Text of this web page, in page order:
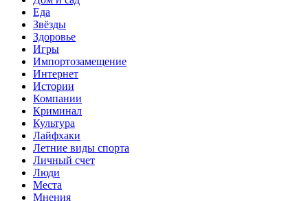
Еда
Звёзды
Здоровье
Игры
Импортозамещение
Интернет
Истории
Компании
Криминал
Культура
Лайфхаки
Летние виды спорта
Личный счет
Люди
Места
Мнения